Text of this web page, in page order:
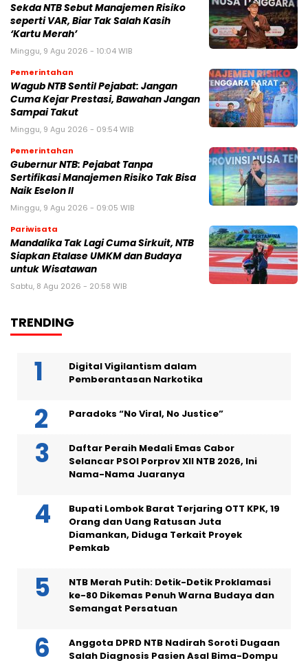
Sekda NTB Sebut Manajemen Risiko
seperti VAR, Biar Tak Salah Kasih
‘Kartu Merah’
Minggu, 9 Agu 2026 - 10:04 WIB
Pemerintahan
Wagub NTB Sentil Pejabat: Jangan
Cuma Kejar Prestasi, Bawahan Jangan
Sampai Takut
Minggu, 9 Agu 2026 - 09:54 WIB
Pemerintahan
Gubernur NTB: Pejabat Tanpa
Sertifikasi Manajemen Risiko Tak Bisa
Naik Eselon II
Minggu, 9 Agu 2026 - 09:05 WIB
Pariwisata
Mandalika Tak Lagi Cuma Sirkuit, NTB
Siapkan Etalase UMKM dan Budaya
untuk Wisatawan
Sabtu, 8 Agu 2026 - 20:58 WIB
TRENDING
Digital Vigilantism dalam
Pemberantasan Narkotika
Paradoks “No Viral, No Justice”
Daftar Peraih Medali Emas Cabor
Selancar PSOI Porprov XII NTB 2026, Ini
Nama-Nama Juaranya
Bupati Lombok Barat Terjaring OTT KPK, 19
Orang dan Uang Ratusan Juta
Diamankan, Diduga Terkait Proyek
Pemkab
NTB Merah Putih: Detik-Detik Proklamasi
ke-80 Dikemas Penuh Warna Budaya dan
Semangat Persatuan
Anggota DPRD NTB Nadirah Soroti Dugaan
Salah Diagnosis Pasien Asal Bima-Dompu